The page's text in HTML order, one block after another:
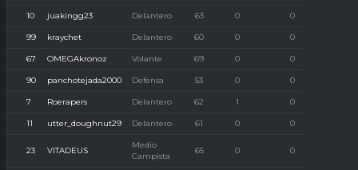
10 juakingg23 Delantero 63 0 0
99 kraychet Delantero 60 0 0
67 OMEGAkronoz Volante 69 0 0
90 panchotejada2000 Defensa 53 0 0
7 Roerapers Delantero 62 1 0
11 utter_doughnut29 Delantero 61 0 0
23 VITADEUS
Medio
Campista
65 0 0